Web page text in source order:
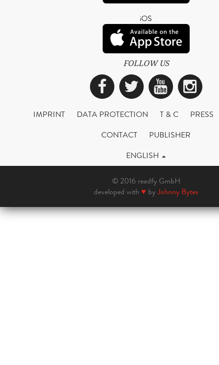
iOS
FOLLOW US
Facebook
Twitter
IMPRINT DATA PROTECTION T & C
PRESS
CONTACT
PUBLISHER
ENGLISH
© 2016 readfy GmbH
developed with ♥ byJohnny Bytes